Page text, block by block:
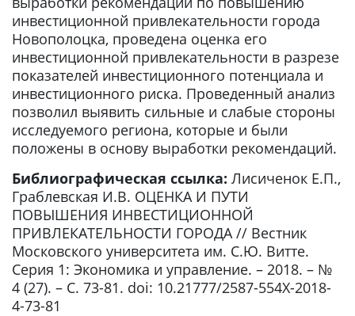
инвестиционной привлекательности города
Новополоцка, проведена оценка его
инвестиционной привлекательности в разрезе
показателей инвестиционного потенциала и
инвестиционного риска. Проведенный анализ
позволил выявить сильные и слабые стороны
исследуемого региона, которые и были
положены в основу выработки рекомендаций.
Библиографическая ссылка: Лисиченок Е.П.,
Граблевская И.В. ОЦЕНКА И ПУТИ
ПОВЫШЕНИЯ ИНВЕСТИЦИОННОЙ
ПРИВЛЕКАТЕЛЬНОСТИ ГОРОДА // Вестник
Московского университета им. С.Ю. Витте.
Серия 1: Экономика и управление. – 2018. – №
4 (27). – С. 73-81. doi: 10.21777/2587-554X-2018-
4-73-81